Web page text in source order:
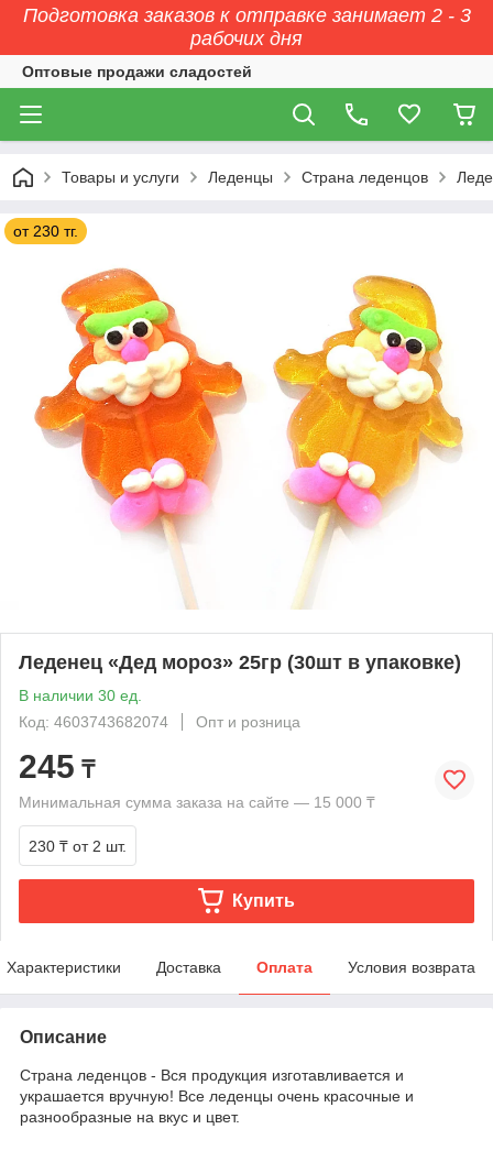
Подготовка заказов к отправке занимает 2 - 3
рабочих дня
Оптовые продажи сладостей
Товары и услуги Леденцы Страна леденцов
от 230 тг.
Леденец «Дед мороз» 25гр (30шт в упаковке)
В наличии 30 ед.
Код: 4603743682074
Опт и розница
245 ₸
Минимальная сумма заказа на сайте — 15 000 ₸
230 ₸ от 2 шт.
Купить
Характеристики Доставка Оплата Условия возврата
Описание
Страна леденцов - Вся продукция изготавливается и
украшается вручную! Все леденцы очень красочные и
разнообразные на вкус и цвет.